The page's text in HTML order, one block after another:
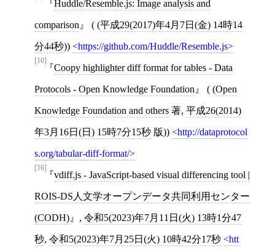
Huddle/Resemble.js: Image analysis and
comparison ( (平成29(2017)年4月7日(金) 14時14
分44秒)) https://github.com/Huddle/Resemble.js
[10]
Coopy highlighter diff format for tables - Data
Protocols - Open Knowledge Foundation ( (Open
Knowledge Foundation and others 著, 平成26(2014)
年3月16日(日) 15時7分15秒 版)) http://dataprotocol
s.org/tabular-diff-format/
[16]
vdiff.js - JavaScript-based visual differencing tool |
ROIS-DS人文学オープンデータ共同利用センター
(CODH) , 令和5(2023)年7月11日(火) 13時1分47
秒, 令和5(2023)年7月25日(火) 10時42分17秒 htt